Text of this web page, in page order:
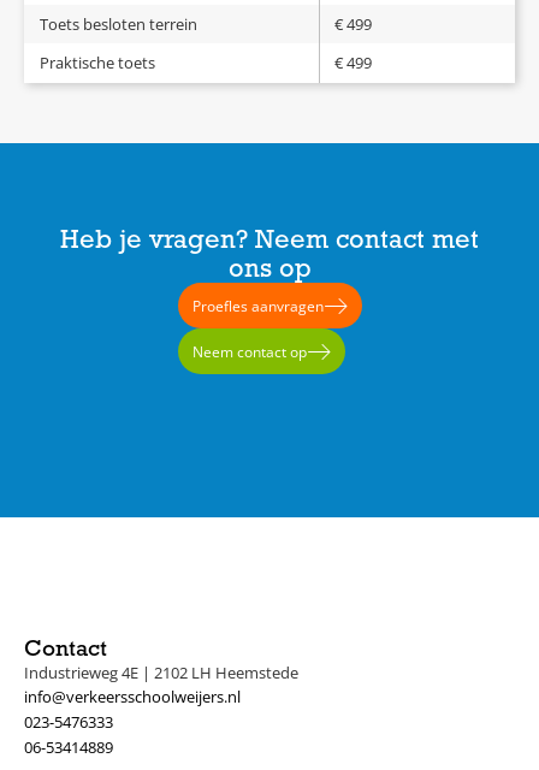
Toets besloten terrein
€ 499
Praktische toets
€ 499
Heb je vragen? Neem contact met
ons op
Proefles aanvragen
Neem contact op
Contact
Industrieweg 4E | 2102 LH Heemstede
info@verkeersschoolweijers.nl
023-5476333
06-53414889